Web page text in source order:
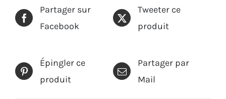
Partager sur
Facebook
Tweeter ce
produit
Épingler ce
produit
Partager par
Mail